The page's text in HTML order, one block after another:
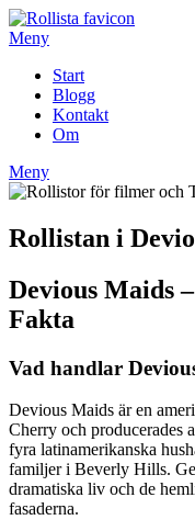
Hoppa
till
Meny
Start
Blogg
Kontakt
Om
Meny
Rollistan i
Devious Maids
Fakta
Vad handlar
Devious Maids är en
Cherry och producerades
fyra latinamerikanska
familjer i Beverly Hills.
dramatiska liv och de
fasaderna.